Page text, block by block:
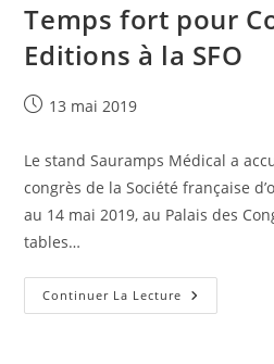
2019
Temps fort pour
Editions à la SFO
Publication
13 mai 2019
Le stand Sauramps Médical a
congrès de la Société française
au 14 mai 2019, au Palais des
tables…
Continuer La Lecture Temps
Fort